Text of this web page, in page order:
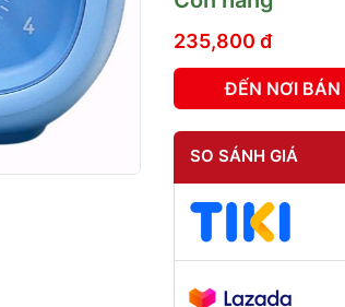
235,800 đ
ĐẾN NƠI BÁN
SO SÁNH GIÁ